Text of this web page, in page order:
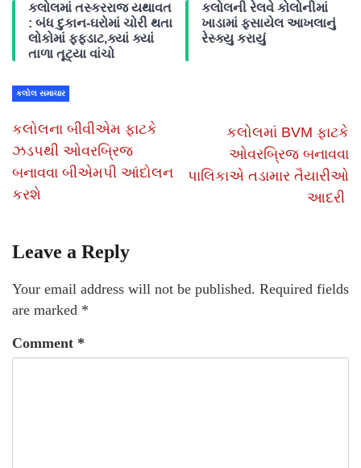
કલોલમાં તસ્કરરાજ યથાવત
: બંધ દુકાન-ઘરોમાં ચોરી થતા
લોકોમાં ફફડાટ,ક્યાં ક્યાં
તાળા તૂટ્યા વાંચો
કલોલની રેલવે કોલોનીમાં
ખાડામાં ફસાયેલ આખલાનું
રેસ્ક્યુ કરાયું
કલોલ સમાચાર
કલોલના બીવીએમ ફાટકે
ઝડપથી ઓવરબ્રિજ
બનાવવા બીએમપી આંદોલન
કરશે
કલોલમાં BVM ફાટકે
ઓવરબ્રિજ બનાવવા
પાલિકાએ તડામાર તૈયારીઓ
આદરી
Leave a Reply
Your email address will not be published. Required fields
are marked *
Comment *